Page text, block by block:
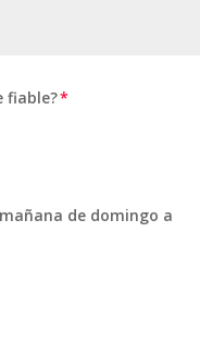
fiable?
de domingo a